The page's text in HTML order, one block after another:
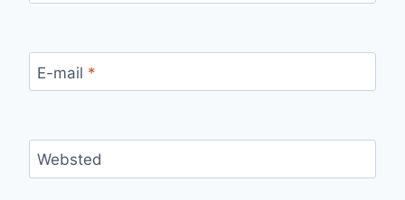
E-mail *
Websted